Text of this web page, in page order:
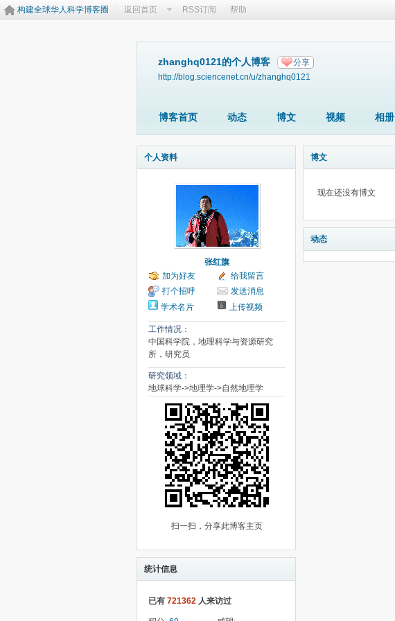
构建全球华人科学博客圈 返回首页 RSS订阅 帮助
zhanghq0121的个人博客 分享
http://blog.sciencenet.cn/u/zhanghq0121
博客首页 动态 博文 视频 相册
个人资料
张红旗
加为好友
给我留言
打个招呼
发送消息
学术名片
上传视频
工作情况：
中国科学院，地理科学与资源研究
所，研究员
研究领域：
地球科学->地理学->自然地理学
扫一扫，分享此博客主页
统计信息
已有 721362 人来访过
博文
现在还没有博文
动态